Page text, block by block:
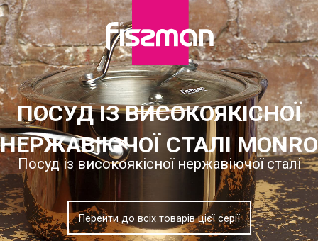
ПОСУД ІЗ ВИСОКОЯКІСНОЇ
НЕРЖАВІЮЧОЇ СТАЛІ MONRO
Посуд із високоякісної нержавіючої сталі
Перейти до всіх товарів цієї серії